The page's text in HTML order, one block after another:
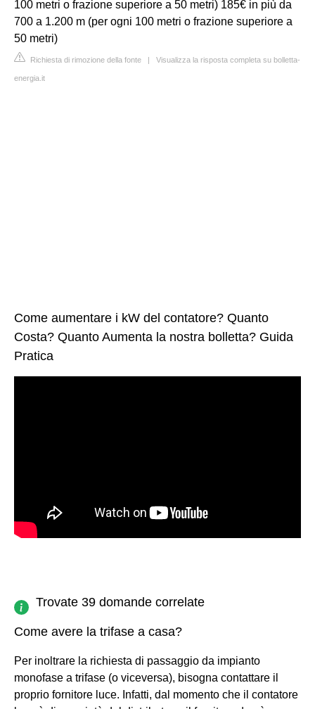
100 metri o frazione superiore a 50 metri) 185€ in più da
700 a 1.200 m (per ogni 100 metri o frazione superiore a
50 metri)
Richiesta di rimozione della fonte | Visualizza la risposta completa su bolletta-
energia.it
Come aumentare i kW del contatore? Quanto
Costa? Quanto Aumenta la nostra bolletta? Guida
Pratica
Trovate 39 domande correlate
Come avere la trifase a casa?
Per inoltrare la richiesta di passaggio da impianto
monofase a trifase (o viceversa), bisogna contattare il
proprio fornitore luce. Infatti, dal momento che il contatore